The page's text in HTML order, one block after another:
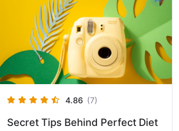
4.86 (7)
Secret Tips Behind Perfect Diet